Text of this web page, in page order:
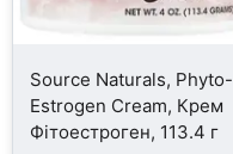
Source Naturals, Phyto-
Estrogen Cream, Крем
Фітоестроген, 113.4 г